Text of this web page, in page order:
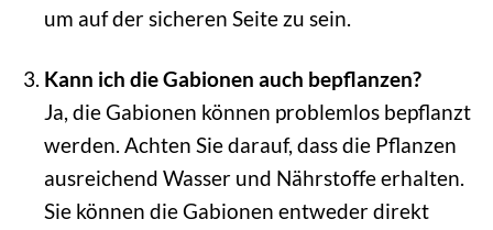
um auf der sicheren Seite zu sein.
Kann ich die Gabionen auch bepflanzen?
Ja, die Gabionen können problemlos bepflanzt
werden. Achten Sie darauf, dass die Pflanzen
ausreichend Wasser und Nährstoffe erhalten.
Sie können die Gabionen entweder direkt